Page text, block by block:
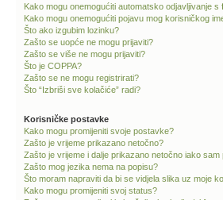
Kako mogu onemogućiti automatsko odjavljivanje s
Kako mogu onemogućiti pojavu mog korisničkog
Što ako izgubim lozinku?
Zašto se uopće ne mogu prijaviti?
Zašto se više ne mogu prijaviti?
Što je COPPA?
Zašto se ne mogu registrirati?
Što “Izbriši sve kolačiće” radi?
Korisničke postavke
Kako mogu promijeniti svoje postavke?
Zašto je vrijeme prikazano netočno?
Zašto je vrijeme i dalje prikazano netočno iako
Zašto mog jezika nema na popisu?
Što moram napraviti da bi se vidjela slika uz moje
Kako mogu promijeniti svoj status?